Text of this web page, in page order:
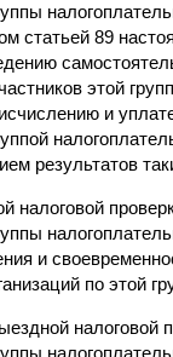
статьей 89
этой
и
результатов
налоговой
и
по этой
налоговой